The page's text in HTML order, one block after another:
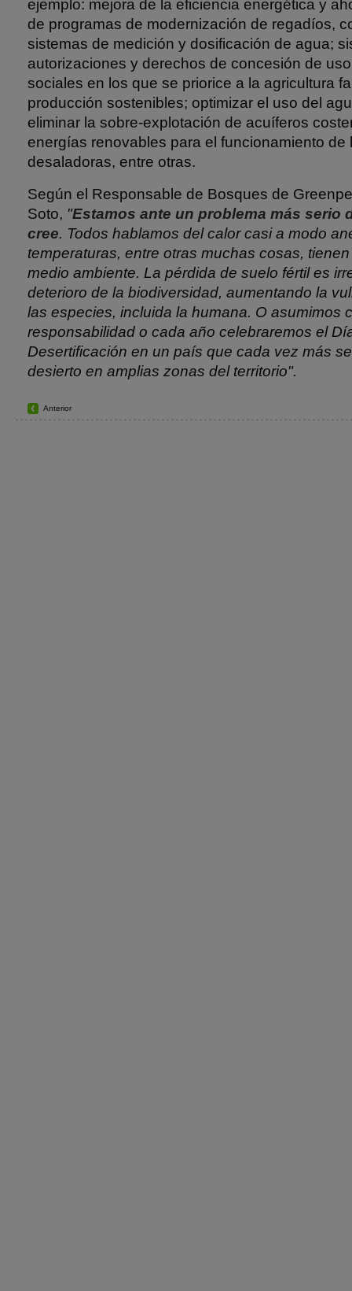
ejemplo: mejora de la eficiencia energética y
de programas de modernización de regadíos,
sistemas de medición y dosificación de agua;
autorizaciones y derechos de concesión de
sociales en los que se priorice a la agricultura
producción sostenibles; optimizar el uso del
eliminar la sobre-explotación de acuíferos
energías renovables para el funcionamiento de
desaladoras, entre otras.
Según el Responsable de Bosques de
Soto, "Estamos ante un problema más serio
cree. Todos hablamos del calor casi a modo
temperaturas, entre otras muchas cosas,
medio ambiente. La pérdida de suelo fértil es
deterioro de la biodiversidad, aumentando la
las especies, incluida la humana. O asumimos
responsabilidad o cada año celebraremos el
Desertificación en un país que cada vez más
desierto en amplias zonas del territorio".
Anterior